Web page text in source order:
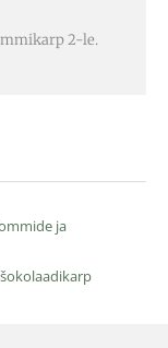
2-le.
ja
šokolaadikarp